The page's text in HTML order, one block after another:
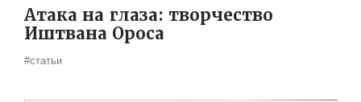
Атака на глаза: творчество
Иштвана Ороса
#статьи